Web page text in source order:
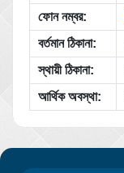
ফোন নম্বর:
বর্তমান ঠিকানা:
স্থায়ী ঠিকানা:
আর্থিক অবস্থা: